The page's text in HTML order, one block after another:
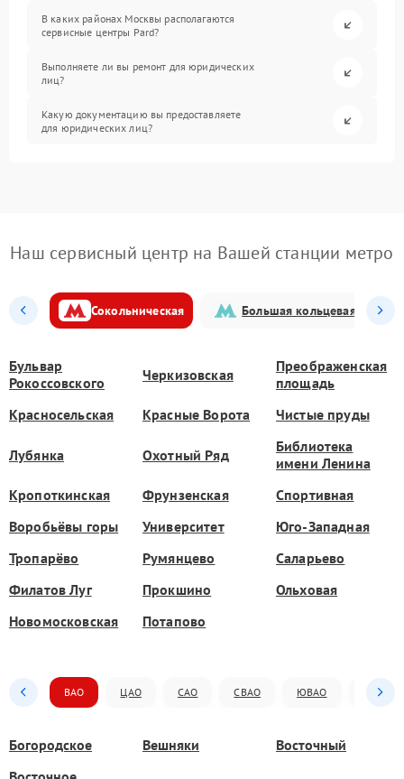
В каких районах Москвы располагаются
сервисные центры Pard?
Выполняете ли вы ремонт для юридических
лиц?
Какую документацию вы предоставляете
для юридических лиц?
Наш сервисный центр на Вашей станции метро
Сокольническая Большая кольцевая
Бульвар
Рокоссовского
Черкизовская
Преображенская
площадь
Красносельская
Красные Ворота Чистые пруды
Лубянка Охотный Ряд
Библиотека
имени Ленина
Кропоткинская
Фрунзенская
Спортивная
Воробьёвы горы
Университет
Юго-Западная
Тропарёво
Румянцево
Саларьево
Филатов Луг
Прокшино
Ольховая
Новомосковская
Потапово
ВАО ЦАО САО СВАО ЮВАО ЮАО
Богородское Вешняки
Восточный